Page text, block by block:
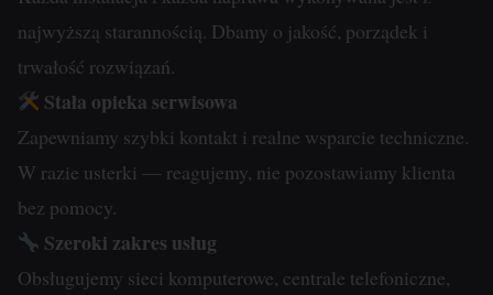
najwyższą starannością. Dbamy o jakość, porządek i
trwałość rozwiązań.
Stała opieka serwisowa
Zapewniamy szybki kontakt i realne wsparcie techniczne.
W razie usterki — reagujemy, nie pozostawiamy klienta
bez pomocy.
Szeroki zakres usług
Obsługujemy sieci komputerowe, centrale telefoniczne,